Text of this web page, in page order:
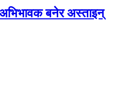
बनेर अस्ताइन्